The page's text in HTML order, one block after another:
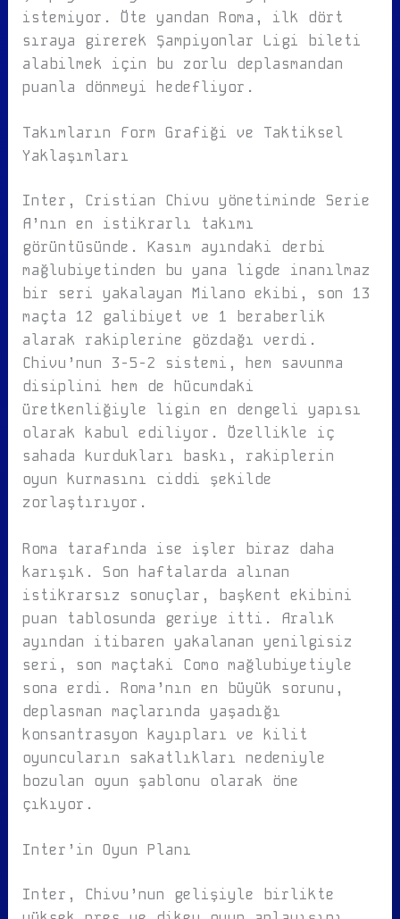
istemiyor. Öte yandan Roma, ilk dört
sıraya girerek Şampiyonlar Ligi bileti
alabilmek için bu zorlu deplasmandan
puanla dönmeyi hedefliyor.
Takımların Form Grafiği ve Taktiksel
Yaklaşımları
Inter, Cristian Chivu yönetiminde Serie
A’nın en istikrarlı takımı
görüntüsünde. Kasım ayındaki derbi
mağlubiyetinden bu yana ligde inanılmaz
bir seri yakalayan Milano ekibi, son 13
maçta 12 galibiyet ve 1 beraberlik
alarak rakiplerine gözdağı verdi.
Chivu’nun 3-5-2 sistemi, hem savunma
disiplini hem de hücumdaki
üretkenliğiyle ligin en dengeli yapısı
olarak kabul ediliyor. Özellikle iç
sahada kurdukları baskı, rakiplerin
oyun kurmasını ciddi şekilde
zorlaştırıyor.
Roma tarafında ise işler biraz daha
karışık. Son haftalarda alınan
istikrarsız sonuçlar, başkent ekibini
puan tablosunda geriye itti. Aralık
ayından itibaren yakalanan yenilgisiz
seri, son maçtaki Como mağlubiyetiyle
sona erdi. Roma’nın en büyük sorunu,
deplasman maçlarında yaşadığı
konsantrasyon kayıpları ve kilit
oyuncuların sakatlıkları nedeniyle
bozulan oyun şablonu olarak öne
çıkıyor.
Inter’in Oyun Planı
Inter, Chivu’nun gelişiyle birlikte